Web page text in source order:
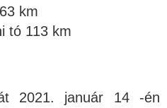
km
tó 113 km
2021. január 14 -én